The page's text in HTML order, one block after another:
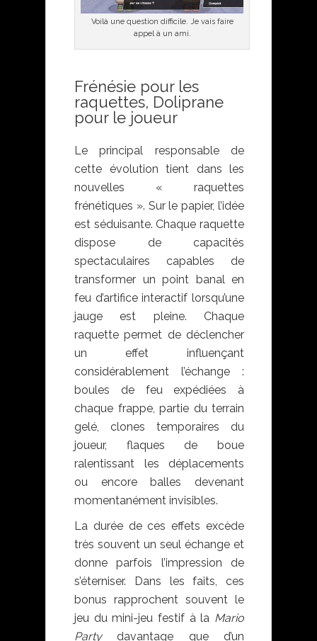
Voilà une question difficile. Je vais faire
appel à un ami.
Frénésie pour les
raquettes, Doliprane
pour le joueur
Le principal responsable de
cette évolution tient dans les
nouvelles « raquettes
frénétiques ». Sur le papier, l’idée
est séduisante. Chaque raquette
dispose de capacités
spectaculaires capables de
transformer un point banal en
feu d’artifice interactif lorsqu’une
jauge est pleine. Chaque
raquette permet de déclencher
un effet influençant
considérablement l’échange :
boules de feu expédiées à
chaque frappe, partie du terrain
gelé, clones temporaires du
joueur, flaques de boue
ralentissant les déplacements
ou encore balles devenant
momentanément invisibles.
La durée de ces effets excède
très souvent un seul échange et
donne parfois l’impression de
s’éterniser. Dans les faits, ces
bonus rapprochent souvent le
jeu du mini-jeu festif à la Mario
Partydavantage que d’un